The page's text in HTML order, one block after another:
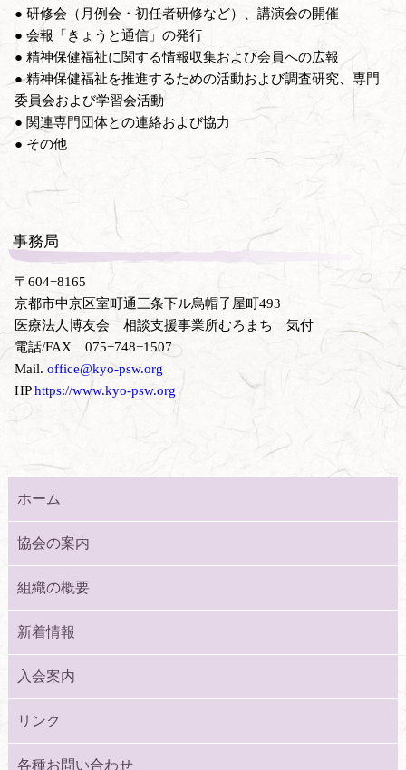
● 研修会（月例会・初任者研修など）、講演会の開催
● 会報「きょうと通信」の発行
● 精神保健福祉に関する情報収集および会員への広報
● 精神保健福祉を推進するための活動および調査研究、専門
委員会および学習会活動
● 関連専門団体との連絡および協力
● その他
事務局
〒604−8165
京都市中京区室町通三条下ル烏帽子屋町493
医療法人博友会 相談支援事業所むろまち 気付
電話/FAX 075−748−1507
Mail. office@kyo-psw.org
HPhttps://www.kyo-psw.org
ホーム
協会の案内
組織の概要
新着情報
入会案内
リンク
各種お問い合わせ